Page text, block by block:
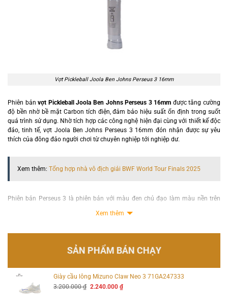
Vợt Pickleball Joola Ben Johns Perseus 3 16mm
Phiên bảnvợt Pickleball Joola Ben Johns Perseus 3 16mm được tăng cường
độ bền nhờ bề mặt Carbon tích điện, đảm bảo hiệu suất ổn định trong suốt
quá trình sử dụng. Nhờ tích hợp các công nghệ hiện đại cùng với thiết kế độc
đáo, tinh tế, vợt Joola Ben Johns Perseus 3 16mm đón nhận được sự yêu
thích của đông đảo người chơi từ chuyên nghiệp tới nghiệp dư.
Xem thêm: Tổng hợp nhà vô địch giải BWF World Tour Finals 2025
Phiên bản Perseus 3 là phiên bản với màu đen chủ đạo làm màu nền trên
chi tiết như logo, tên sản phẩm và một số đường viền được điểm xuyết bằng
vợt là một sản phẩm hiện đại, trẻ trung và thể thao.
Xem thêm
SẢN PHẨM BÁN CHẠY
Giày cầu lông Mizuno Claw Neo 3 71GA247333
3.200.000₫ Giá
2.240.000 ₫Giá